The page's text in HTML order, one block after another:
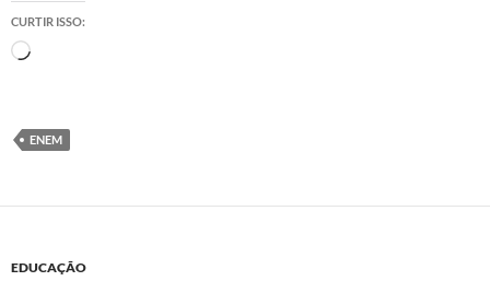
CURTIR ISSO:
Carregando...
ENEM
EDUCAÇÃO